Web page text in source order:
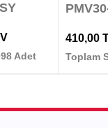
Adet
410,00
Toplam